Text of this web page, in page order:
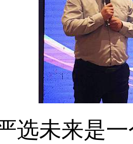
未来是一